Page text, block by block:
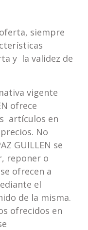
siempre
y la validez de
vigente
ofrece
artículos en
No
GUILLEN se
reponer o
ofrecen a
el
de la misma.
ofrecidos en